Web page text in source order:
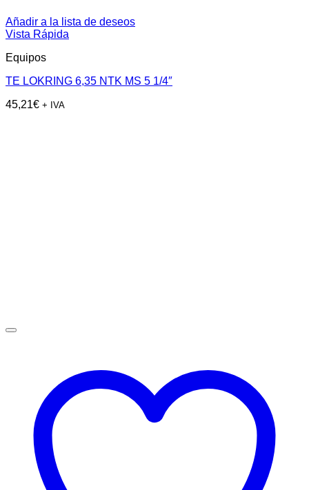
Añadir a la lista de deseos
Vista Rápida
Equipos
TE LOKRING 6,35 NTK MS 5 1/4″
45,21€ + IVA